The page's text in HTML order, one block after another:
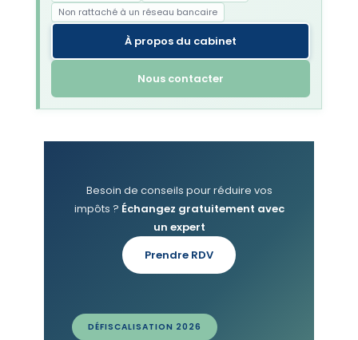
Non rattaché à un réseau bancaire
À propos du cabinet
Nous contacter
Besoin de conseils pour réduire vos
impôts ? Échangez gratuitement avec
un expert
Prendre RDV
DÉFISCALISATION 2026